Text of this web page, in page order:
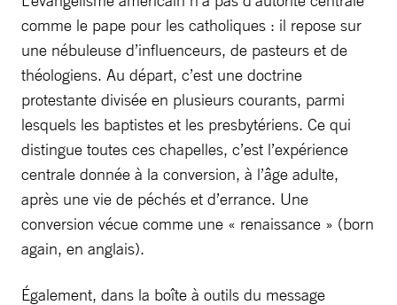
comme le pape pour les catholiques : il repose sur
une nébuleuse d’influenceurs, de pasteurs et de
théologiens. Au départ, c’est une doctrine
protestante divisée en plusieurs courants, parmi
lesquels les baptistes et les presbytériens. Ce qui
distingue toutes ces chapelles, c’est l’expérience
centrale donnée à la conversion, à l’âge adulte,
après une vie de péchés et d’errance. Une
conversion vécue comme une « renaissance » (born
again, en anglais).
Également, dans la boîte à outils du message